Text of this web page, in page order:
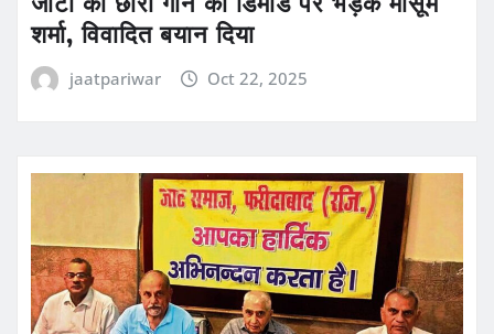
शर्मा, विवादित बयान दिया
jaatpariwar Oct 22, 2025